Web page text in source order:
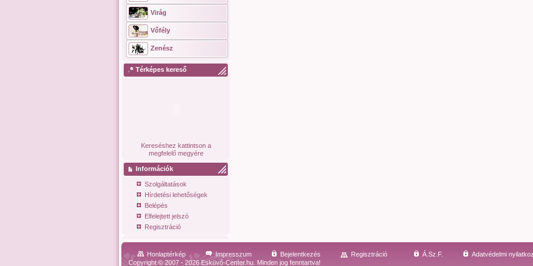
Virág
Vőfély
Zenész
Térképes kereső
Kereséshez kattintson a
megfelelő megyére
Információk
Szolgáltatások
Hírdetési lehetőségek
Belépés
Elfelejtett jelszó
Regisztráció
Honlaptérkép Impresszum Bejelentkezés Regisztráció Á.Sz.F.
Adatvédelmi
Copyright © 2007 - 2026 Esküvő-Center.hu. Minden jog fenntartva!